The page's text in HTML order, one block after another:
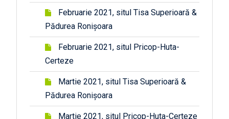
Februarie 2021, situl Tisa Superioară &
Pădurea Ronișoara
Februarie 2021, situl Pricop-Huta-
Certeze
Martie 2021, situl Tisa Superioară &
Pădurea Ronișoara
Martie 2021, situl Pricop-Huta-Certeze